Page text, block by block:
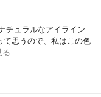
チュラルなアイライン
て思うので、私はこの色
る